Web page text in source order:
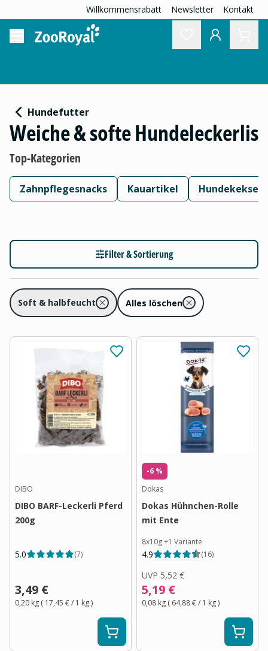
Willkommensrabatt Newsletter Kontakt
Hundefutter
Weiche & softe Hundeleckerlis
Top-Kategorien
Zahnpflegesnacks Kauartikel Hundekekse
Filter & Sortierung
Soft & halbfeucht Alles löschen
DIBO
DIBO BARF-Leckerli Pferd
200g
5.0 (7)
3,49 €
0,20 kg ( 17,45 €/ 1 kg)
-6 %
Dokas
Dokas Hühnchen-Rolle
mit Ente
8x10g+1 Variante
4.9 (16)
UVP 5,52 €
5,19 €
0,08 kg ( 64,88 €/ 1 kg)